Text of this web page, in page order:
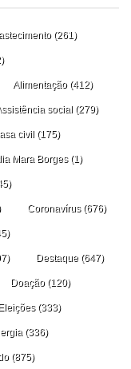
(261)
Alimentação(412)
social (279)
civil (175)
Mara Borges(1)
Coronavírus(676)
Destaque (647)
Doação(120)
Eleições(333)
(336)
(875)